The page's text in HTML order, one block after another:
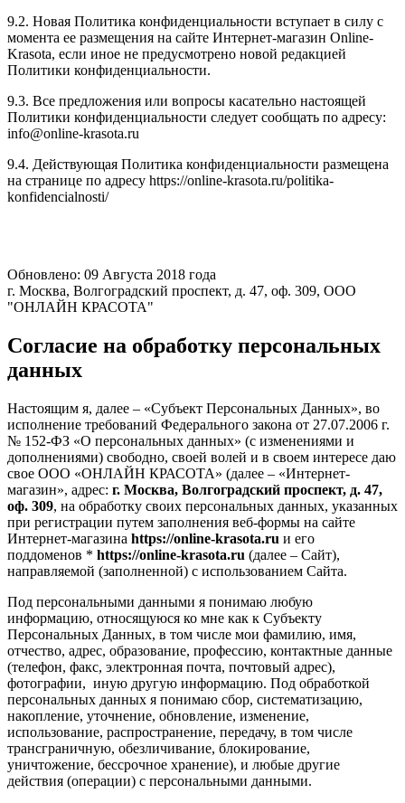
9.2. Новая Политика конфиденциальности вступает в силу с
момента ее размещения на сайте Интернет-магазин Online-
Krasota, если иное не предусмотрено новой редакцией
Политики конфиденциальности.
9.3. Все предложения или вопросы касательно настоящей
Политики конфиденциальности следует сообщать по адресу:
info@online-krasota.ru
9.4. Действующая Политика конфиденциальности размещена
на странице по адресу https://online-krasota.ru/politika-
konfidencialnosti/
Обновлено: 09 Августа 2018 года
г. Москва, Волгоградский проспект, д. 47, оф. 309, ООО
"ОНЛАЙН КРАСОТА"
Согласие на обработку персональных
данных
Настоящим я, далее – «Субъект Персональных Данных», во
исполнение требований Федерального закона от 27.07.2006 г.
№ 152-ФЗ «О персональных данных» (с изменениями и
дополнениями) свободно, своей волей и в своем интересе даю
свое ООО «ОНЛАЙН КРАСОТА» (далее – «Интернет-
магазин», адрес: г. Москва, Волгоградский проспект, д. 47,
оф. 309, на обработку своих персональных данных, указанных
при регистрации путем заполнения веб-формы на сайте
Интернет-магазина https://online-krasota.ru и его
поддоменов * https://online-krasota.ru (далее – Сайт),
направляемой (заполненной) с использованием Сайта.
Под персональными данными я понимаю любую
информацию, относящуюся ко мне как к Субъекту
Персональных Данных, в том числе мои фамилию, имя,
отчество, адрес, образование, профессию, контактные данные
(телефон, факс, электронная почта, почтовый адрес),
фотографии, иную другую информацию. Под обработкой
персональных данных я понимаю сбор, систематизацию,
накопление, уточнение, обновление, изменение,
использование, распространение, передачу, в том числе
трансграничную, обезличивание, блокирование,
уничтожение, бессрочное хранение), и любые другие
действия (операции) с персональными данными.